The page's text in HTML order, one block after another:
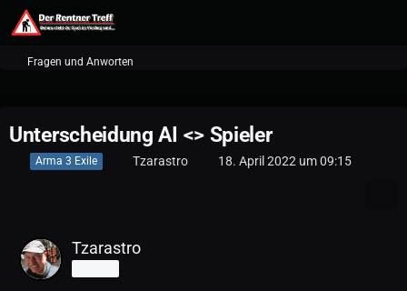
Fragen und Anworten
Unterscheidung AI <> Spieler
Arma 3 Exile Tzarastro 18. April 2022 um 09:15
Tzarastro